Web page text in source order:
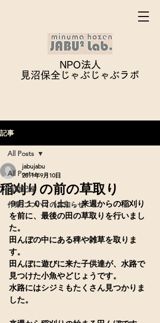
NPO法人
見沼保全じゃぶじゃぶラボ
記事
All Posts
活動記録
作業についてのお知らせ
All Posts
稲刈りの前の草取り
jabujabu
2011年9月10日
９月１０日（土）、来週からの稲刈り
を前に、最後の田の草取りを行いまし
た。
田んぼの中にある稗や雑草を取りま
す。
田んぼに遊びに来た子供達が、水路で
見つけた小魚やどじょうです。
水路にはシジミもたくさん見つかりま
した。